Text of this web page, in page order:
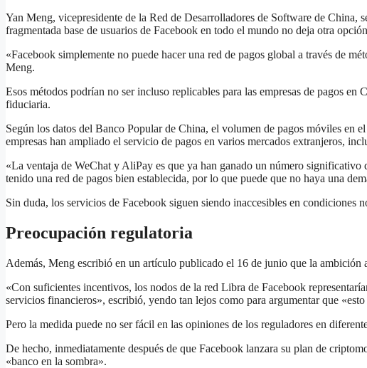
Yan Meng, vicepresidente de la Red de Desarrolladores de Software de China,
fragmentada base de usuarios de Facebook en todo el mundo no deja otra
«Facebook simplemente no puede hacer una red de pagos global a través de
Meng.
Esos métodos podrían no ser incluso replicables para las empresas de pagos
fiduciaria.
Según los datos del Banco Popular de China, el volumen de pagos móviles en
empresas han ampliado el servicio de pagos en varios mercados extranjeros,
«La ventaja de WeChat y AliPay es que ya han ganado un número
tenido una red de pagos bien establecida, por lo que puede que no haya una
Sin duda, los servicios de Facebook siguen siendo inaccesibles en condiciones
Preocupación regulatoria
Además, Meng escribió en un artículo publicado el 16 de junio que la
«Con suficientes incentivos, los nodos de la red Libra de Facebook
servicios financieros», escribió, yendo tan lejos como para argumentar que
Pero la medida puede no ser fácil en las opiniones de los reguladores en
De hecho, inmediatamente después de que Facebook lanzara su plan de
«banco en la sombra».